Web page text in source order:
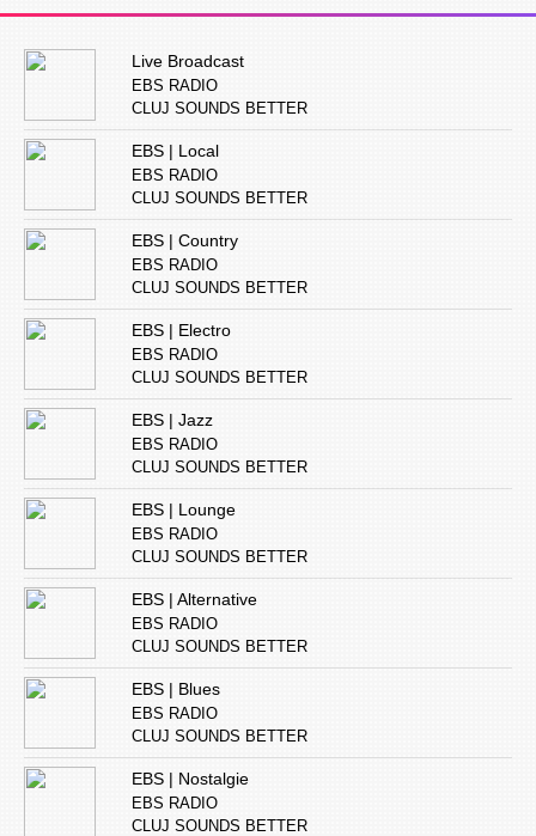
Live Broadcast
EBS RADIO
CLUJ SOUNDS BETTER
EBS | Local
EBS RADIO
CLUJ SOUNDS BETTER
EBS | Country
EBS RADIO
CLUJ SOUNDS BETTER
EBS | Electro
EBS RADIO
CLUJ SOUNDS BETTER
EBS | Jazz
EBS RADIO
CLUJ SOUNDS BETTER
EBS | Lounge
EBS RADIO
CLUJ SOUNDS BETTER
EBS | Alternative
EBS RADIO
CLUJ SOUNDS BETTER
EBS | Blues
EBS RADIO
CLUJ SOUNDS BETTER
EBS | Nostalgie
EBS RADIO
CLUJ SOUNDS BETTER